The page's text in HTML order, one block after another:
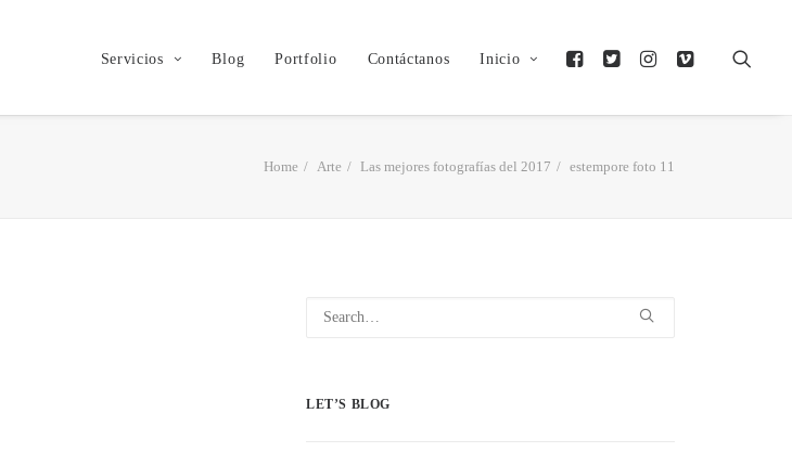
Servicios Blog Portfolio Contáctanos Inicio
Home Arte Las mejores fotografías del 2017 estempore foto 11
LET’S BLOG